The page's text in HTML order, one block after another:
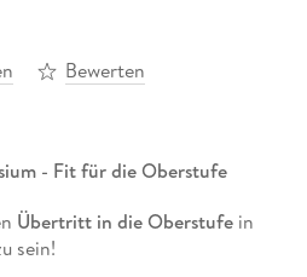
Bewerten
- Fit für die Oberstufe
Übertritt in die Oberstufein
sein!